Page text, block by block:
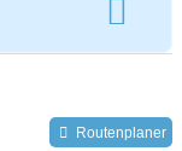
Routenplaner